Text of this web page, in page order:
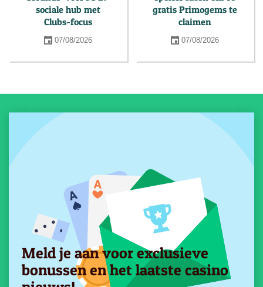
sociale hub met
Clubs-focus
07/08/2026
gratis Primogems te
claimen
07/08/2026
Meld je aan voor exclusieve
bonussen en het laatste casino